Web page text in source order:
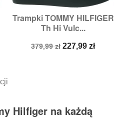
Trampki TOMMY HILFIGER
Th Hi Vulc...
Cena
379,99 zł Cena
227,99 zł
Hilfiger na każdą